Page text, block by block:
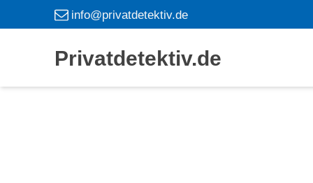
info@privatdetektiv.de
Privatdetektiv.de